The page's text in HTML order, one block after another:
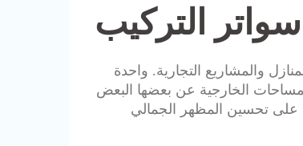
سواتر التركيب
والمشاريع التجارية. واحدة
الخارجية عن بعضها البعض
على تحسين المظهر الجمالي